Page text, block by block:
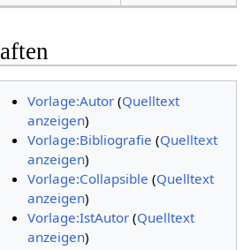
Vorlage:Autor(Quelltext
anzeigen)
Vorlage:Bibliografie (Quelltext
anzeigen)
Vorlage:Collapsible (Quelltext
anzeigen)
Vorlage:IstAutor(Quelltext
anzeigen)